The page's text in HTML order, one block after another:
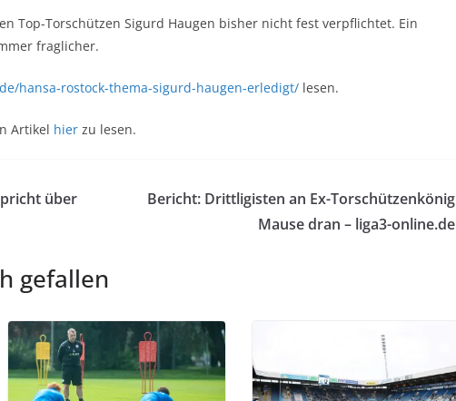
Top-Torschützen Sigurd Haugen bisher nicht fest verpflichtet. Ein
fraglicher.
hansa-rostock-thema-sigurd-haugen-erledigt/lesen.
Artikel hierzu lesen.
über
Bericht: Drittligisten an Ex-Torschützenkönig
Mause dran – liga3-online.de
gefallen